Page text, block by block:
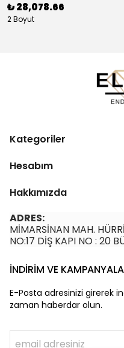
₺ 28,078.66
2 Boyut
Kategoriler
Hesabım
Hakkımızda
ADRES:
MİMARSİNAN MAH.
NO:17 DİŞ KAPI NO : 20
İNDİRİM VE
E-Posta adresinizi girerek
zaman haberdar olun.